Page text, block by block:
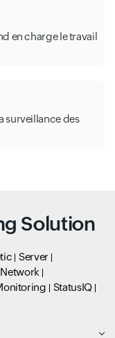
en charge le travail
surveillance des
Solution
Server
Network
StatusIQ